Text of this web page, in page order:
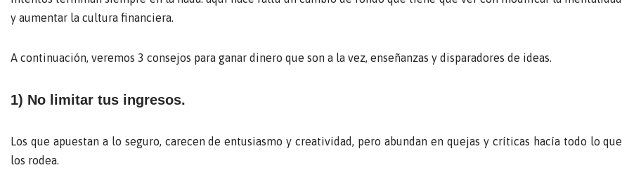
y aumentar la cultura financiera.
A continuación, veremos 3 consejos para ganar dinero que son a la vez, enseñanzas y disparadores de ideas.
1) No limitar tus ingresos.
Los que apuestan a lo seguro, carecen de entusiasmo y creatividad, pero abundan en quejas y críticas hacía todo lo que
los rodea.